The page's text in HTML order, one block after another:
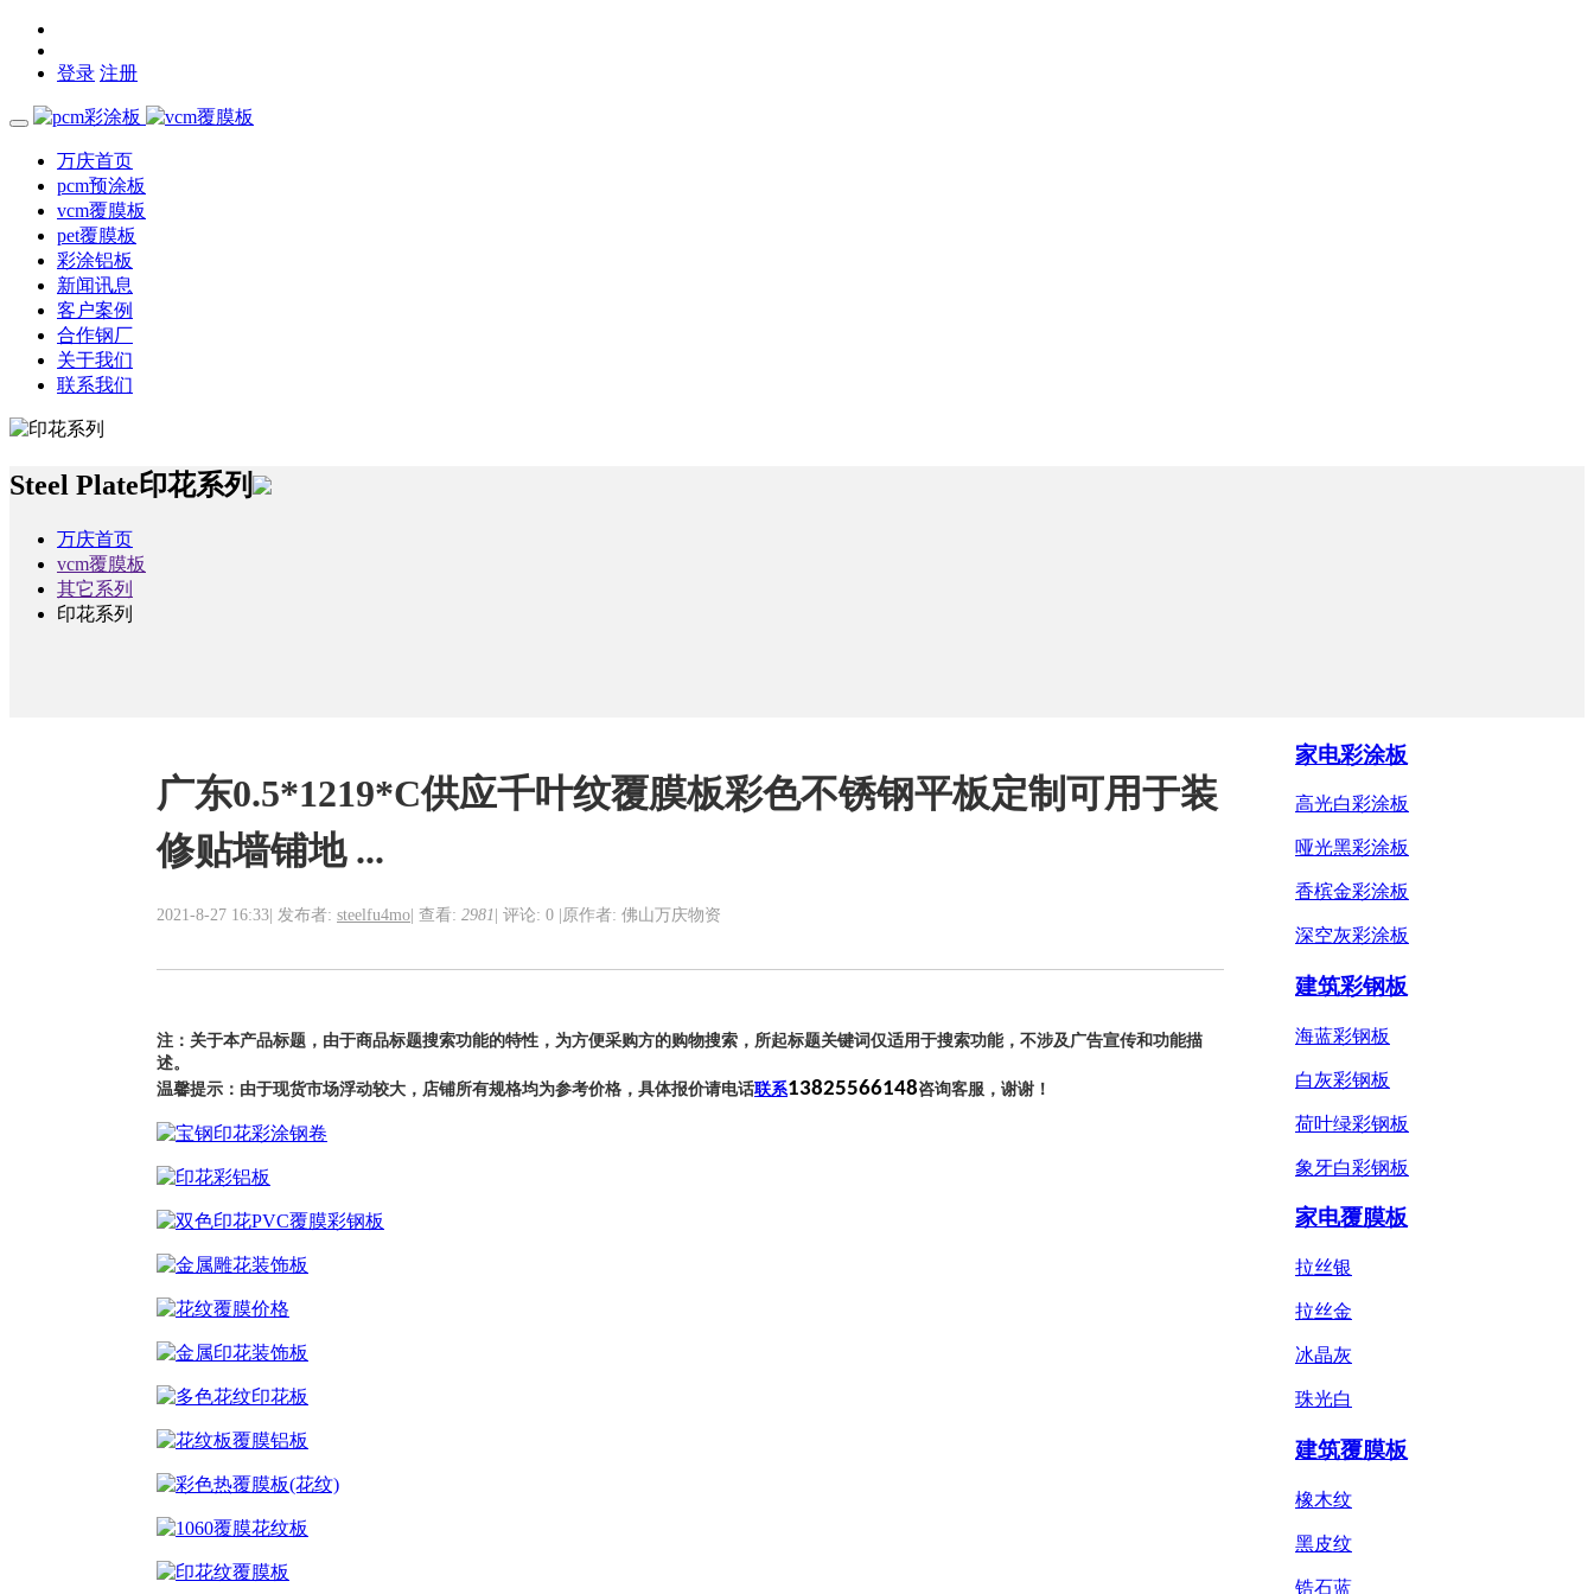
登录 注册
万庆首页
pcm预涂板
vcm覆膜板
pet覆膜板
彩涂铝板
新闻讯息
客户案例
合作钢厂
关于我们
联系我们
Steel Plate印花系列
万庆首页
vcm覆膜板
其它系列
印花系列
广东0.5*1219*C供应千叶纹覆膜板彩色不锈钢平板定制可用于装
修贴墙铺地 ...
2021-8-27 16:33 发布者: steelfu4mo 查看: 2981 评论: 0 原作者: 佛山万庆物资
注：关于本产品标题，由于商品标题搜索功能的特性，为方便采购方的购物搜索，所起标题关键词仅适用于搜索功能，不涉及广告宣传和功能描
述。
温馨提示：由于现货市场浮动较大，店铺所有规格均为参考价格，具体报价请电话联系13825566148咨询客服，谢谢！
家电彩涂板
高光白彩涂板
哑光黑彩涂板
香槟金彩涂板
深空灰彩涂板
建筑彩钢板
海蓝彩钢板
白灰彩钢板
荷叶绿彩钢板
象牙白彩钢板
家电覆膜板
拉丝银
拉丝金
冰晶灰
珠光白
建筑覆膜板
橡木纹
黑皮纹
锆石蓝